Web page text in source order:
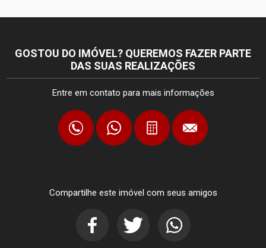
GOSTOU DO IMÓVEL? QUEREMOS FAZER PARTE
DAS SUAS REALIZAÇÕES
Entre em contato para mais informações
Compartilhe este imóvel com seus amigos